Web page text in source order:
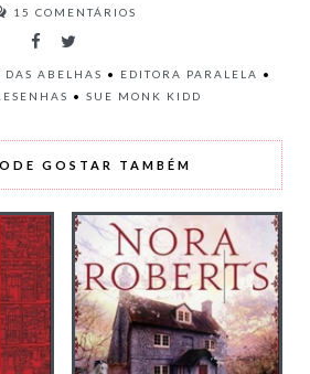
15 COMENTÁRIOS
DAS ABELHAS • EDITORA PARALELA •
• SUE MONK KIDD
GOSTAR TAMBÉM